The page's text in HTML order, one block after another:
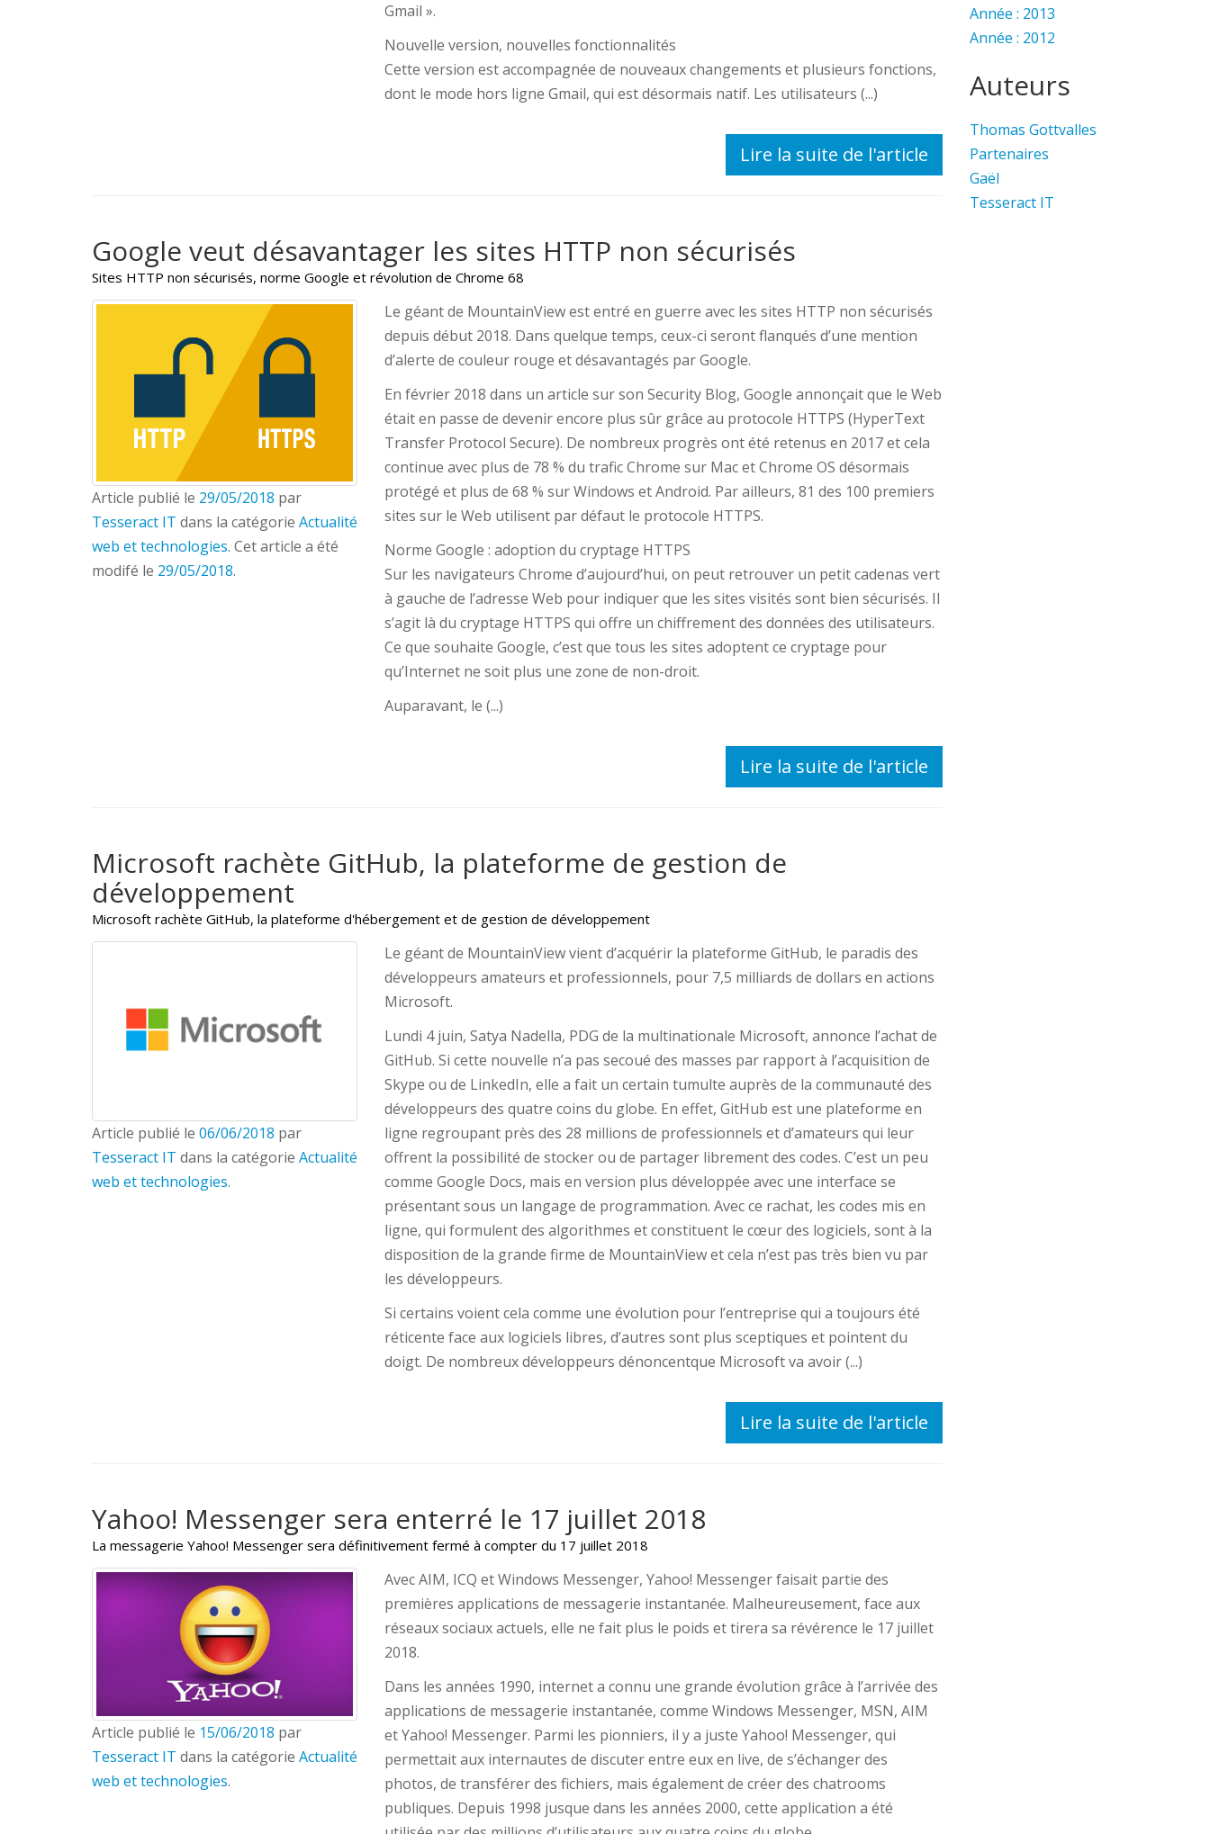
Gmail ».
Nouvelle version, nouvelles fonctionnalités
Cette version est accompagnée de nouveaux changements et plusieurs fonctions,
dont le mode hors ligne Gmail, qui est désormais natif. Les utilisateurs (...)
Lire la suite de l'article
Google veut désavantager les sites HTTP non sécurisés
Sites HTTP non sécurisés, norme Google et révolution de Chrome 68
Article publié le 29/05/2018 par
Tesseract IT dans la catégorie Actualité
web et technologies. Cet article a été
modifé le 29/05/2018.
Le géant de MountainView est entré en guerre avec les sites HTTP non sécurisés
depuis début 2018. Dans quelque temps, ceux-ci seront flanqués d’une mention
d’alerte de couleur rouge et désavantagés par Google.
En février 2018 dans un article sur son Security Blog, Google annonçait que le Web
était en passe de devenir encore plus sûr grâce au protocole HTTPS (HyperText
Transfer Protocol Secure). De nombreux progrès ont été retenus en 2017 et cela
continue avec plus de 78 % du trafic Chrome sur Mac et Chrome OS désormais
protégé et plus de 68 % sur Windows et Android. Par ailleurs, 81 des 100 premiers
sites sur le Web utilisent par défaut le protocole HTTPS.
Norme Google : adoption du cryptage HTTPS
Sur les navigateurs Chrome d’aujourd’hui, on peut retrouver un petit cadenas vert
à gauche de l’adresse Web pour indiquer que les sites visités sont bien sécurisés. Il
s’agit là du cryptage HTTPS qui offre un chiffrement des données des utilisateurs.
Ce que souhaite Google, c’est que tous les sites adoptent ce cryptage pour
qu’Internet ne soit plus une zone de non-droit.
Auparavant, le (...)
Lire la suite de l'article
Microsoft rachète GitHub, la plateforme de gestion de
développement
Microsoft rachète GitHub, la plateforme d'hébergement et de gestion de développement
Article publié le 06/06/2018 par
Tesseract IT dans la catégorie Actualité
web et technologies.
Le géant de MountainView vient d’acquérir la plateforme GitHub, le paradis des
développeurs amateurs et professionnels, pour 7,5 milliards de dollars en actions
Microsoft.
Lundi 4 juin, Satya Nadella, PDG de la multinationale Microsoft, annonce l’achat de
GitHub. Si cette nouvelle n’a pas secoué des masses par rapport à l’acquisition de
Skype ou de LinkedIn, elle a fait un certain tumulte auprès de la communauté des
développeurs des quatre coins du globe. En effet, GitHub est une plateforme en
ligne regroupant près des 28 millions de professionnels et d’amateurs qui leur
offrent la possibilité de stocker ou de partager librement des codes. C’est un peu
comme Google Docs, mais en version plus développée avec une interface se
présentant sous un langage de programmation. Avec ce rachat, les codes mis en
ligne, qui formulent des algorithmes et constituent le cœur des logiciels, sont à la
disposition de la grande firme de MountainView et cela n’est pas très bien vu par
les développeurs.
Si certains voient cela comme une évolution pour l’entreprise qui a toujours été
réticente face aux logiciels libres, d’autres sont plus sceptiques et pointent du
doigt. De nombreux développeurs dénoncentque Microsoft va avoir (...)
Lire la suite de l'article
Yahoo! Messenger sera enterré le 17 juillet 2018
La messagerie Yahoo! Messenger sera définitivement fermé à compter du 17 juillet 2018
Article publié le 15/06/2018 par
Tesseract IT dans la catégorie Actualité
web et technologies.
Avec AIM, ICQ et Windows Messenger, Yahoo! Messenger faisait partie des
premières applications de messagerie instantanée. Malheureusement, face aux
réseaux sociaux actuels, elle ne fait plus le poids et tirera sa révérence le 17 juillet
2018.
Dans les années 1990, internet a connu une grande évolution grâce à l’arrivée des
applications de messagerie instantanée, comme Windows Messenger, MSN, AIM
et Yahoo! Messenger. Parmi les pionniers, il y a juste Yahoo! Messenger, qui
permettait aux internautes de discuter entre eux en live, de s’échanger des
photos, de transférer des fichiers, mais également de créer des chatrooms
publiques. Depuis 1998 jusque dans les années 2000, cette application a été
Année : 2013
Année : 2012
Auteurs
Thomas Gottvalles
Partenaires
Gaël
Tesseract IT